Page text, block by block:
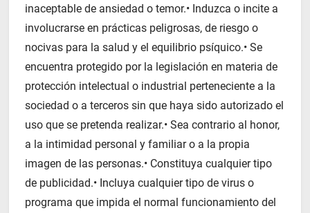
inaceptable de ansiedad o temor.• Induzca o incite a
involucrarse en prácticas peligrosas, de riesgo o
nocivas para la salud y el equilibrio psíquico.• Se
encuentra protegido por la legislación en materia de
protección intelectual o industrial perteneciente a la
sociedad o a terceros sin que haya sido autorizado el
uso que se pretenda realizar.• Sea contrario al honor,
a la intimidad personal y familiar o a la propia
imagen de las personas.• Constituya cualquier tipo
de publicidad.• Incluya cualquier tipo de virus o
programa que impida el normal funcionamiento del